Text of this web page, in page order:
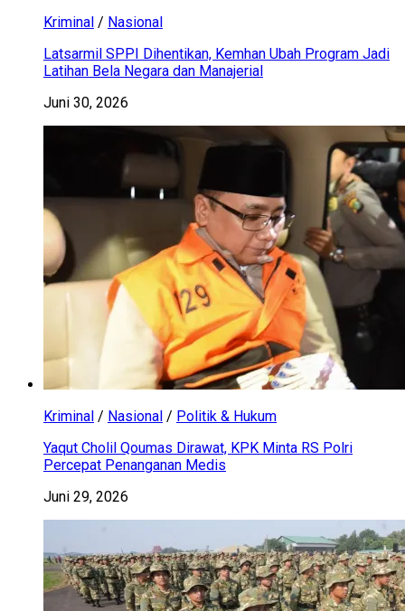
Kriminal / Nasional
Latsarmil SPPI Dihentikan, Kemhan Ubah Program Jadi
Latihan Bela Negara dan Manajerial
Juni 30, 2026
Kriminal / Nasional / Politik & Hukum
Yaqut Cholil Qoumas Dirawat, KPK Minta RS Polri
Percepat Penanganan Medis
Juni 29, 2026